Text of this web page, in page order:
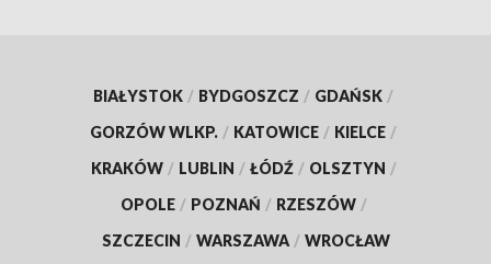
BIAŁYSTOK / BYDGOSZCZ / GDAŃSK /
GORZÓW WLKP. / KATOWICE / KIELCE /
KRAKÓW / LUBLIN / ŁÓDŹ / OLSZTYN /
OPOLE / POZNAŃ / RZESZÓW /
SZCZECIN / WARSZAWA / WROCŁAW